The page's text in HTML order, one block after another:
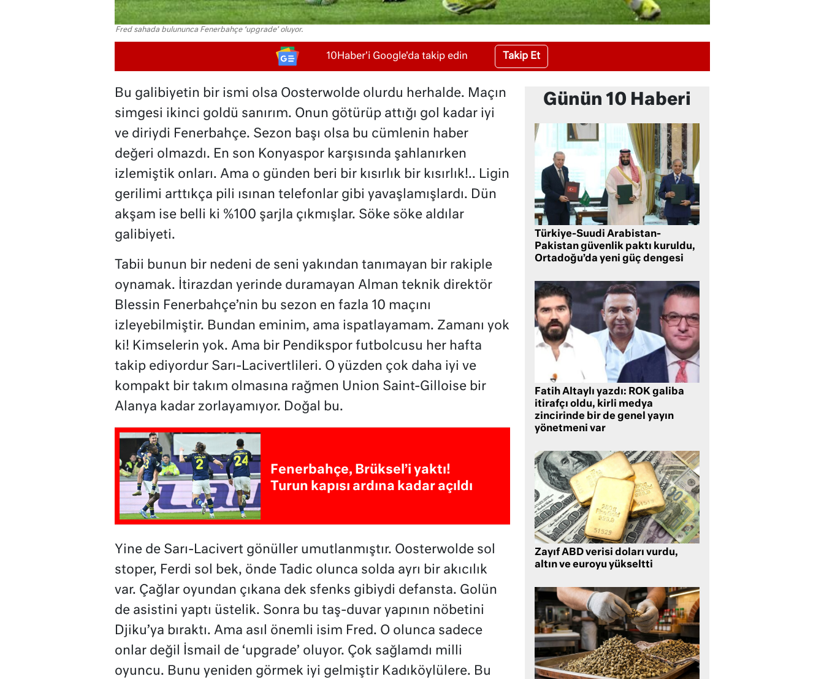
Fred sahada bulununca Fenerbahçe ‘upgrade’ oluyor.
10Haber'i Google'da takip edin Takip Et
Bu galibiyetin bir ismi olsa Oosterwolde olurdu herhalde. Maçın
simgesi ikinci goldü sanırım. Onun götürüp attığı gol kadar iyi
ve diriydi Fenerbahçe. Sezon başı olsa bu cümlenin haber
değeri olmazdı. En son Konyaspor karşısında şahlanırken
izlemiştik onları. Ama o günden beri bir kısırlık bir kısırlık!.. Ligin
gerilimi arttıkça pili ısınan telefonlar gibi yavaşlamışlardı. Dün
akşam ise belli ki %100 şarjla çıkmışlar. Söke söke aldılar
galibiyeti.
Tabii bunun bir nedeni de seni yakından tanımayan bir rakiple
oynamak. İtirazdan yerinde duramayan Alman teknik direktör
Blessin Fenerbahçe’nin bu sezon en fazla 10 maçını
izleyebilmiştir. Bundan eminim, ama ispatlayamam. Zamanı yok
ki! Kimselerin yok. Ama bir Pendikspor futbolcusu her hafta
takip ediyordur Sarı-Lacivertlileri. O yüzden çok daha iyi ve
kompakt bir takım olmasına rağmen Union Saint-Gilloise bir
Alanya kadar zorlayamıyor. Doğal bu.
Fenerbahçe, Brüksel’i yaktı!
Turun kapısı ardına kadar açıldı
Yine de Sarı-Lacivert gönüller umutlanmıştır. Oosterwolde sol
stoper, Ferdi sol bek, önde Tadic olunca solda ayrı bir akıcılık
var. Çağlar oyundan çıkana dek sfenks gibiydi defansta. Golün
de asistini yaptı üstelik. Sonra bu taş-duvar yapının nöbetini
Djiku’ya bıraktı. Ama asıl önemli isim Fred. O olunca sadece
onlar değil İsmail de ‘upgrade’ oluyor. Çok sağlamdı milli
oyuncu. Bunu yeniden görmek iyi gelmiştir Kadıköylülere. Bu
Günün 10 Haberi
Türkiye-Suudi Arabistan-
Pakistan güvenlik paktı kuruldu,
Ortadoğu’da yeni güç dengesi
Fatih Altaylı yazdı: ROK galiba
itirafçı oldu, kirli medya
zincirinde bir de genel yayın
yönetmeni var
Zayıf ABD verisi doları vurdu,
altın ve euroyu yükseltti